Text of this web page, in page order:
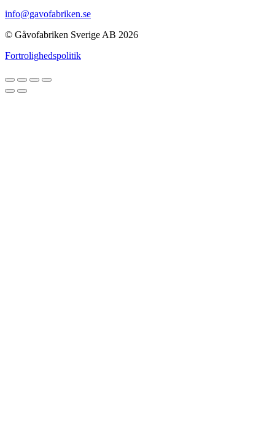
info@gavofabriken.se
© Gåvofabriken Sverige AB 2026
Fortrolighedspolitik